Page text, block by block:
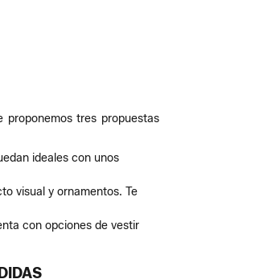
proponemos tres propuestas
ideales con unos
visual y ornamentos. Te
con opciones de vestir